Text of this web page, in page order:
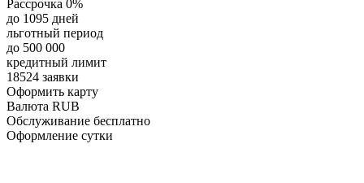
Рассрочка 0%
до 1095 дней
льготный период
до 500 000
кредитный лимит
18524 заявки
Оформить карту
Валюта RUB
Обслуживание бесплатно
Оформление сутки